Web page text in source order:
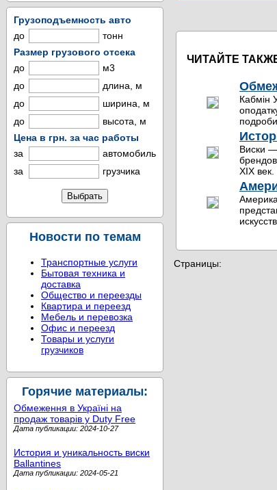
Грузоподъемность авто
до
тонн
Размер грузового отсека
до
м3
до
длина, м
до
ширина, м
до
высота, м
Цена в грн. за час работы
за
автомобиль
за
грузчика
Новости по темам
Транспортные услуги
Бытовая техника и
доставка
Общество и переезды
Квартира и переезд
Мебель и перевозка
Офис и переезд
Товары и услуги
грузчиков
Горячие материалы:
Обмеження в Україні на
продаж товарів у Duty Free
Дата публикации: 2024-10-27
История и уникальность виски
Ballantines
Дата публикации: 2024-05-21
ЧИТАЙТЕ
Кабмін
Виски —
XIX
Страницы: